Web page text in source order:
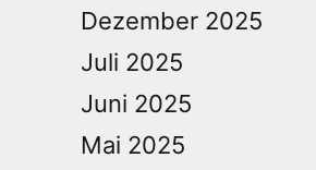
Dezember 2025
Juli 2025
Juni 2025
Mai 2025